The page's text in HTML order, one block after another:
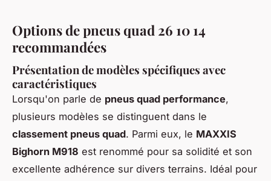
Options de pneus quad 26 10 14
recommandées
Présentation de modèles spécifiques avec
caractéristiques
Lorsqu'on parle de pneus quad performance,
plusieurs modèles se distinguent dans le
classement pneus quad. Parmi eux, le MAXXIS
Bighorn M918 est renommé pour sa solidité et son
excellente adhérence sur divers terrains. Idéal pour